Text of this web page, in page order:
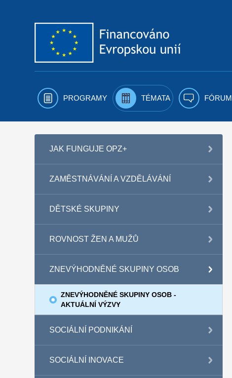
PROGRAMY TÉMATA FÓRUM
JAK FUNGUJE OPZ+
ZAMĚSTNÁVÁNÍ A VZDĚLÁVÁNÍ
DĚTSKÉ SKUPINY
ROVNOST ŽEN A MUŽŮ
ZNEVÝHODNĚNÉ SKUPINY OSOB
ZNEVÝHODNĚNÉ SKUPINY OSOB -
AKTUÁLNÍ VÝZVY
SOCIÁLNÍ PODNIKÁNÍ
SOCIÁLNÍ INOVACE